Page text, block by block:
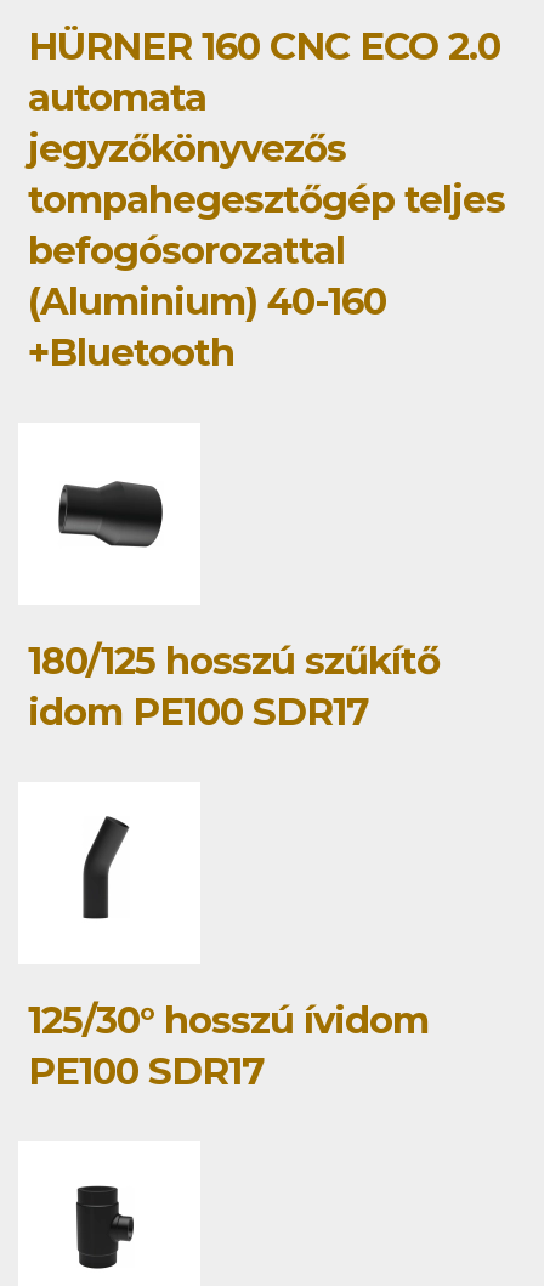
HÜRNER 160 CNC ECO 2.0
automata
jegyzőkönyvezős
tompahegesztőgép teljes
befogósorozattal
(Aluminium) 40-160
+Bluetooth
180/125 hosszú szűkítő
idom PE100 SDR17
125/30° hosszú ívidom
PE100 SDR17